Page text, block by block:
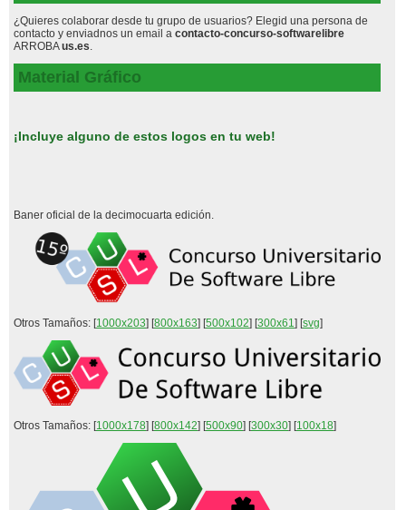
¿Quieres colaborar desde tu grupo de usuarios? Elegid una persona de
contacto y enviadnos un email a contacto-concurso-softwarelibre
ARROBAus.es.
Material Gráfico
¡Incluye alguno de estos logos en tu web!
Baner oficial de la decimocuarta edición.
Otros Tamaños: [1000x203] [800x163] [500x102] [300x61] [svg]
Otros Tamaños: [1000x178] [800x142] [500x90] [300x30] [100x18]